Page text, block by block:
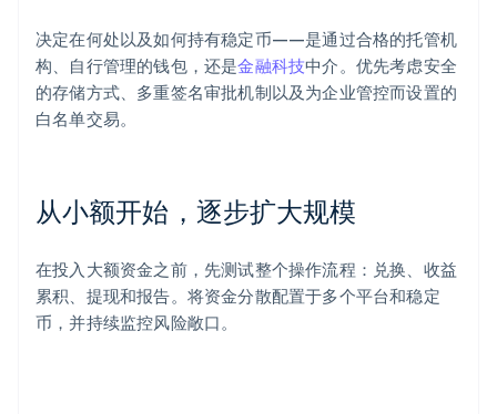
决定在何处以及如何持有稳定币——是通过合格的托管机
构、自行管理的钱包，还是金融科技中介。优先考虑安全
的存储方式、多重签名审批机制以及为企业管控而设置的
白名单交易。
从小额开始，逐步扩大规模
在投入大额资金之前，先测试整个操作流程：兑换、收益
累积、提现和报告。将资金分散配置于多个平台和稳定
币，并持续监控风险敞口。